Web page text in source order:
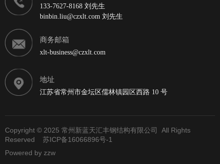
133-7627-8168 刘先生
binbin.liu@czxlt.com 刘先生
商务邮箱
xlt-business@czxlt.com
地址
江苏省常州市金坛区儒林镇园区西路 10 号
Copyright © 2025 常州新蓝天汇丰钢结构有限公司 All Rights
Reserved 苏ICP备16066896号-1
Powered by zzw